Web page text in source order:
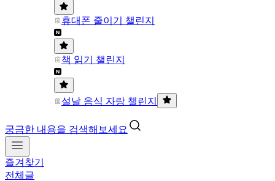
휴대폰 줄이기 챌린지
책 읽기 챌린지
설날 음식 자랑 챌린지
궁금한 내용을 검색해보세요
즐겨찾기
전체글